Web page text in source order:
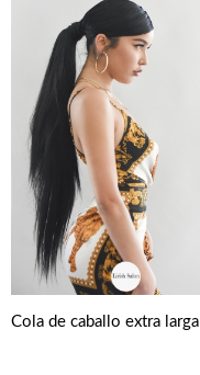
Cola de caballo extra larga